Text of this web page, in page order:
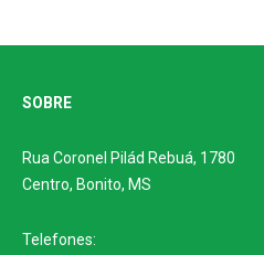
SOBRE
Rua Coronel Pilád Rebuá, 1780
Centro, Bonito, MS
Telefones: